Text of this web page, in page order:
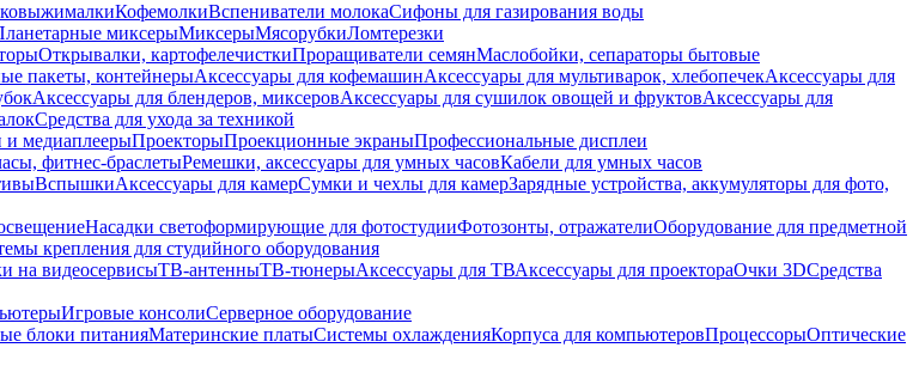
КофемолкиВспениватели молокаСифоны для газирования воды
миксерыМиксерыМясорубкиЛомтерезки
Открывалки, картофелечисткиПроращиватели семянМаслобойки, сепараторы бытовые
пакеты, контейнерыАксессуары для кофемашинАксессуары для мультиварок, хлебопечекАксессуары для
Аксессуары для блендеров, миксеровАксессуары для сушилок овощей и фруктовАксессуары для
Средства для ухода за техникой
и медиаплеерыПроекторыПроекционные экраныПрофессиональные дисплеи
фитнес-браслетыРемешки, аксессуары для умных часовКабели для умных часов
ВспышкиАксессуары для камерСумки и чехлы для камерЗарядные устройства, аккумуляторы для фото,
Насадки светоформирующие для фотостудииФотозонты, отражателиОборудование для предметной
крепления для студийного оборудования
на видеосервисыТВ-антенныТВ-тюнерыАксессуары для ТВАксессуары для проектораОчки 3DСредства
Игровые консолиСерверное оборудование
блоки питанияМатеринские платыСистемы охлажденияКорпуса для компьютеровПроцессорыОптические